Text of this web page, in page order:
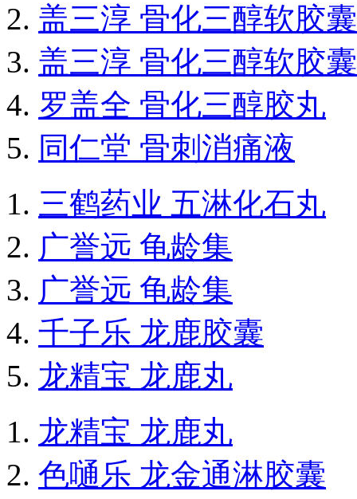
盖三淳 骨化三醇软胶囊
盖三淳 骨化三醇软胶囊
罗盖全 骨化三醇胶丸
同仁堂 骨刺消痛液
三鹤药业 五淋化石丸
广誉远 龟龄集
广誉远 龟龄集
千子乐 龙鹿胶囊
龙精宝 龙鹿丸
龙精宝 龙鹿丸
色嗵乐 龙金通淋胶囊